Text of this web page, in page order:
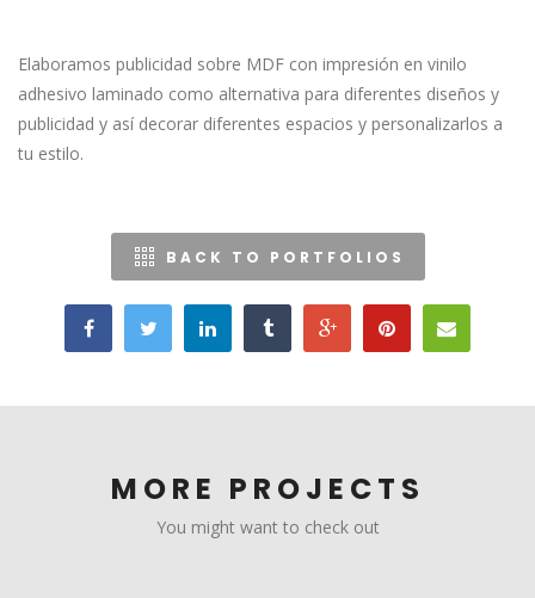
Elaboramos publicidad sobre MDF con impresión en vinilo
adhesivo laminado como alternativa para diferentes diseños y
publicidad y así decorar diferentes espacios y personalizarlos a
tu estilo.
BACK TO PORTFOLIOS
MORE PROJECTS
You might want to check out